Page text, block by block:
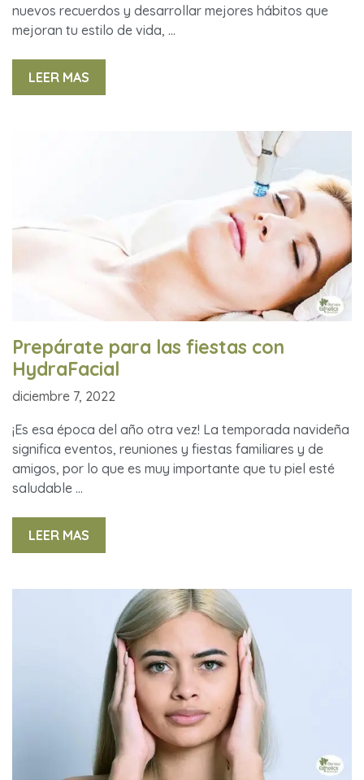
nuevos recuerdos y desarrollar mejores hábitos que
mejoran tu estilo de vida, …
LEER MAS
Prepárate para las fiestas con
HydraFacial
diciembre 7, 2022
¡Es esa época del año otra vez! La temporada navideña
significa eventos, reuniones y fiestas familiares y de
amigos, por lo que es muy importante que tu piel esté
saludable …
LEER MAS